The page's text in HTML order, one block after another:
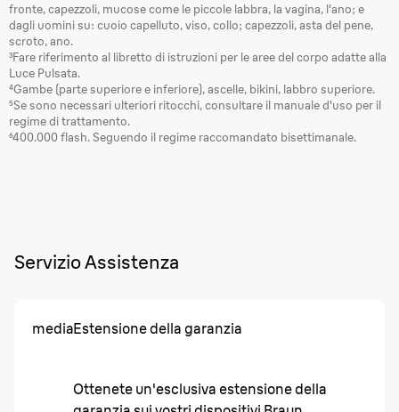
fronte, capezzoli, mucose come le piccole labbra, la vagina, l'ano; e
dagli uomini su: cuoio capelluto, viso, collo; capezzoli, asta del pene,
scroto, ano.
³Fare riferimento al libretto di istruzioni per le aree del corpo adatte alla
Luce Pulsata.
⁴Gambe (parte superiore e inferiore), ascelle, bikini, labbro superiore.
⁵Se sono necessari ulteriori ritocchi, consultare il manuale d'uso per il
regime di trattamento.
⁶400.000 flash. Seguendo il regime raccomandato bisettimanale.
Servizio Assistenza
mediaEstensione della garanzia
Ottenete un'esclusiva estensione della